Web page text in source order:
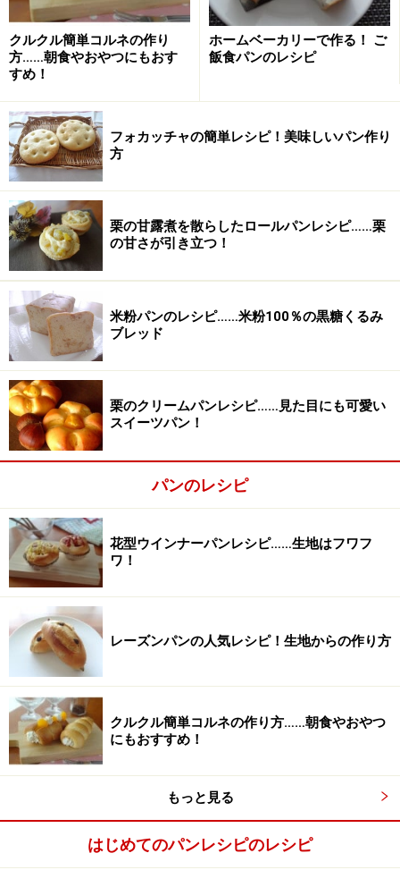
くるみチーズパンの作り方・手順
■下準備
1
カットしておく
くるみはオーブンでローストしてから冷ましておきまし
ょう。
目安は150度で12分です。
また、チーズは12個にカットしておきましょう。
生地を作る
2
生地をこねる～発酵終了
「基本の丸パン」の工程を参考に、1次発酵終了までを
終えましょう。
クルクル簡単コルネの作り
方……朝食やおやつにもおす
すめ！
ホームベーカリーで作る！ ご
飯食パンのレシピ
フォカッチャの簡単レシピ！美味しいパン作り
方
栗の甘露煮を散らしたロールパンレシピ……栗
の甘さが引き立つ！
米粉パンのレシピ……米粉100％の黒糖くるみ
ブレッド
栗のクリームパンレシピ……見た目にも可愛い
スイーツパン！
パンのレシピ
花型ウインナーパンレシピ……生地はフワフ
ワ！
レーズンパンの人気レシピ！生地からの作り方
クルクル簡単コルネの作り方……朝食やおやつ
にもおすすめ！
もっと見る
はじめてのパンレシピのレシピ